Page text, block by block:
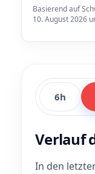
Basierend auf
10. August 2026
6h
Verlauf
In den